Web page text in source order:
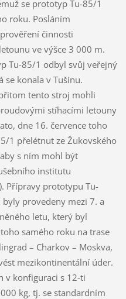
se prototyp Tu-85/1
roku. Posláním
činnosti
ve výšce 3 000 m.
Tu-85/1 odbyl svůj veřejný
se konala v Tušinu.
tento stroj mohli
stíhacími letouny
dne 16. července toho
1 přelétnut ze Žukovského
s ním mohl být
institutu
Přípravy prototypu Tu-
provedeny mezi 7. a
letu, který byl
samého roku na trase
– Charkov – Moskva,
mezikontinentální úder.
v konfiguraci s 12-ti
kg, tj. se standardním